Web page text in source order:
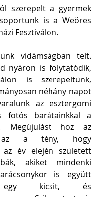
szerepelt a gyermek
is a Weöres
Fesztiválon.
vidámságban telt.
nyáron is folytatódik,
is szerepeltünk,
néhány napot
az esztergomi
fotós barátainkkal a
Megújulást hoz az
az a tény, hogy
az év elején született
akiket mindenki
is együtt
egy kicsit, és